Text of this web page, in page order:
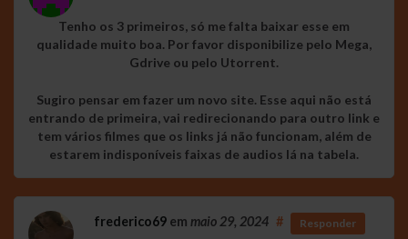
Tenho os 3 primeiros, só me falta baixar esse em
qualidade muito boa. Por favor disponibilize pelo Mega,
Gdrive ou pelo Utorrent.
Sugiro pensar em fazer um novo site. Esse aqui não está
entrando de primeira, vai redirecionando para outro link e
tem vários filmes que os links já não funcionam, além de
estarem indisponíveis faixas de audios lá na tabela.
frederico69em maio 29, 2024 # Responder